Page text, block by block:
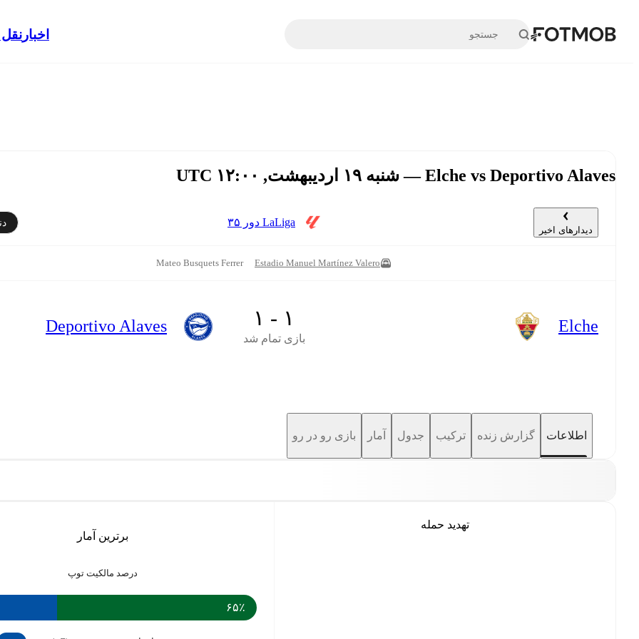
رفتن به محتوای اصلی
اخبار نقل
Elche vs Deportivo Alaves — شنبه ۱۹ اردیبهشت, ۱۲:۰۰ UTC
دیدارهای اخیر
LaLiga دور ۳۵
Estadio Manuel Martínez Valero
Mateo Busquets Ferrer
Elche ۱ - ۱
بازی تمام شد
Deportivo Alaves
اطلاعات گزارش زنده ترکیب جدول آمار بازی رو در رو
تهدید حمله
برترین آمار
درصد مالکیت توپ
۶۵٪